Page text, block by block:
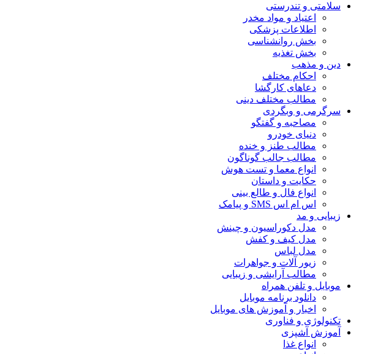
سلامتی و تندرستی
اعتیاد و مواد مخدر
اطلاعات پزشکی
بخش روانشناسی
بخش تغذیه
دین و مذهب
احکام مختلف
دعاهای کارگشا
مطالب مختلف دینی
سرگرمی و وبگردی
مصاحبه و گفتگو
دنیای خودرو
مطالب طنز و خنده
مطالب جالب گوناگون
انواع معما و تست هوش
حکایت و داستان
انواع فال و طالع بینی
اس ام اس SMS و پیامک
زیبایی و مد
مدل دکوراسیون و چینش
مدل کیف و کفش
مدل لباس
زیور آلات و جواهرات
مطالب آرایشی و زیبایی
موبایل و تلفن همراه
دانلود برنامه موبایل
اخبار و آموزش های موبایل
تکنولوژی و فناوری
آموزش آشپزی
انواع غذا